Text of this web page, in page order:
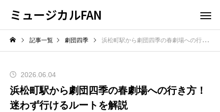
ミュージカルFAN
記事一覧 劇団四季 浜松町駅から劇団四季の春劇場への行き方！迷わず行けるルートを解説
2026.06.04
浜松町駅から劇団四季の春劇場への行き方！
迷わず行けるルートを解説